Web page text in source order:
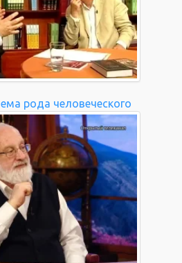
рода человеческого